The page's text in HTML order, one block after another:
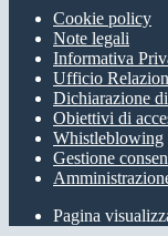
Cookie policy
Note legali
Informativa
Ufficio
Dichiarazione
Obiettivi di
Whistleblowing
Gestione
Pagina